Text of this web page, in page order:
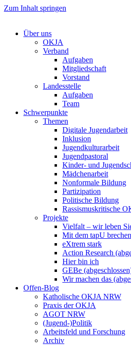
Zum Inhalt springen
Über uns
OKJA
Verband
Aufgaben
Mitgliedschaft
Vorstand
Landesstelle
Aufgaben
Team
Schwerpunkte
Themen
Digitale Jugendarbeit
Inklusion
Jugendkulturarbeit
Jugendpastoral
Kinder- und
Mädchenarbeit
Nonformale Bildung
Partizipation
Politische Bildung
Rassismuskritische
Projekte
Vielfalt – wir leben
Mit dem tapU brechen
eXtrem stark
Action Research
Hier bin ich
GEBe
Wir machen das
Offen-Blog
Katholische OKJA NRW
Praxis der OKJA
AGOT NRW
(Jugend-)Politik
Arbeitsfeld und Forschung
Archiv